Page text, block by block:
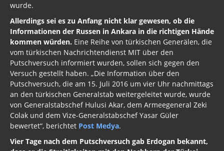
wurde.
Allerdings sei es zu Anfang nicht klar gewesen, ob die
Informationen der Russen in Ankara in die richtigen Hände
kommen würden. Eine Reihe von türkischen Generälen, die
vom türkischen Nachrichtendienst MIT über den
Putschversuch informiert wurden, sollen sich gegen den
Versuch gestellt haben. „Die Information über den
Putschversuch, die am 15. Juli 2016 um vier Uhr nachmittags
an den türkischen Generalstab weitergeleitet wurde, wurde
von Generalstabschef Hulusi Akar, dem Armeegeneral Zeki
Colak und dem Vize-Generalstabschef Yasar Güler
bewertet“, berichtet Post Medya.
Vier Tage nach dem Putschversuch gab Erdogan bekannt,